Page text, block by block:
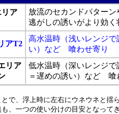
リア
放流のセカンドパター
逃がしの誘いがより効く
アT2
高水温時（浅いレンジ
い）など 喰わせ寄り
リア
低水温時（深いレンジ
＝遅めの誘い）など 喰
で、浮上時に左右にウネウネと揺
、一つの使い分けの目安となって